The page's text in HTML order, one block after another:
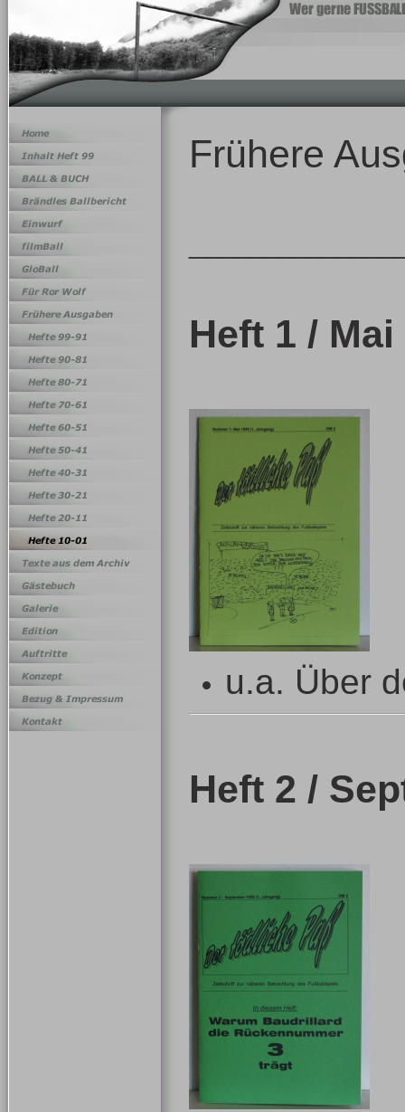
Frühere
Heft 1 / Mai
u.a. Über
Heft 2 /